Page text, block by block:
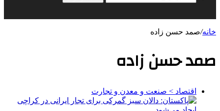
خانه/صمد حسن زاده
صمد حسن زاده
اقتصاد > صنعت و معدن و تجارت